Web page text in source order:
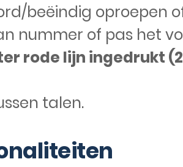
beëindig oproepen
nummer of pas het
rode lijn ingedrukt
talen.